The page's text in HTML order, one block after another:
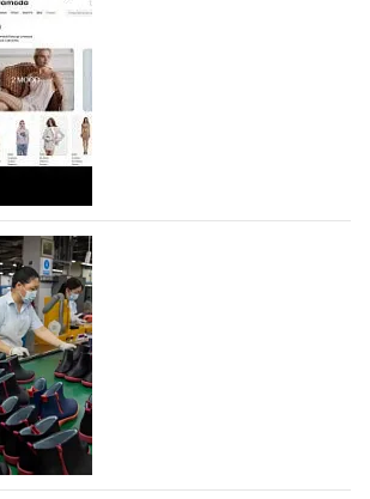
Guangzhou Lihuang Footwear
в 2011 году и расположенная в
моды Китая, является
обувной компанией,
производство и…
Lamoda - новый раздел и
локальных
марок
Lamoda решил обновить
продукции локальных
одежды, обуви и аксессуаров.
маркетинговую…